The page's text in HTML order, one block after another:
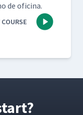
de oficina.